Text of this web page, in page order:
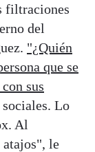
filtraciones
del
"¿Quién
que se
sus
sociales. Lo
Al
atajos", le